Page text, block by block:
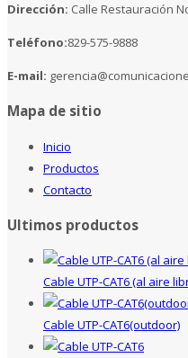
Dirección: Calle Restauración
Teléfono:829-575-9888
E-mail:
Mapa de sitio
Inicio
Productos
Contacto
Ultimos productos
Cable UTP-CAT6 (al aire
Cable UTP-CAT6(outdoor)